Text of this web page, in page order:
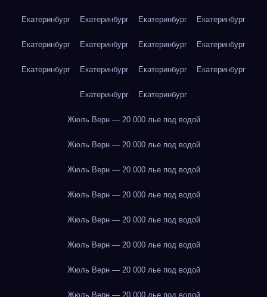
Екатеринбург Екатеринбург Екатеринбург Екатеринбург
Екатеринбург Екатеринбург Екатеринбург Екатеринбург
Екатеринбург Екатеринбург Екатеринбург Екатеринбург
Екатеринбург Екатеринбург
Жюль Верн — 20 000 лье под водой
Жюль Верн — 20 000 лье под водой
Жюль Верн — 20 000 лье под водой
Жюль Верн — 20 000 лье под водой
Жюль Верн — 20 000 лье под водой
Жюль Верн — 20 000 лье под водой
Жюль Верн — 20 000 лье под водой
Жюль Верн — 20 000 лье под водой